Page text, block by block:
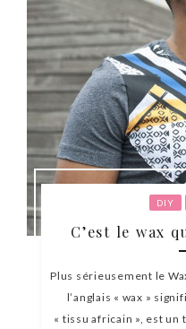
DIY
C’est le wax
Plus sérieusement le
l’anglais « wax »
« tissu africain », est